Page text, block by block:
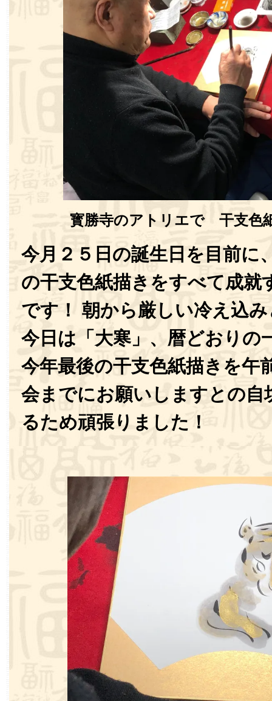
寳勝寺のアトリエで 干支色
今月２５日の誕生日を目前に
の干支色紙描きをすべて成就
です！ 朝から厳しい冷え込
今日は「大寒」、暦どおりの
今年最後の干支色紙描きを午
会までにお願いしますとの自
るため頑張りました！